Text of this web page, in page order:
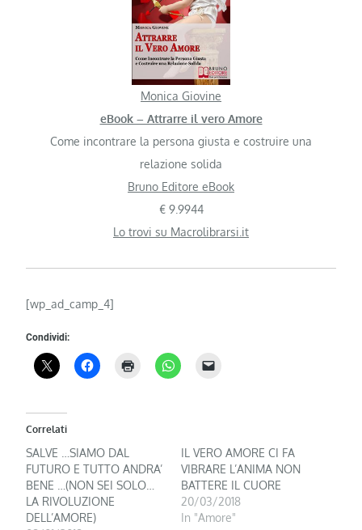
Monica Giovine
eBook – Attrarre il vero Amore
Come incontrare la persona giusta e costruire una
relazione solida
Bruno Editore eBook
€ 9.9944
Lo trovi su Macrolibrarsi.it
[wp_ad_camp_4]
Condividi:
Correlati
SALVE …SIAMO DAL
FUTURO E TUTTO ANDRA’
BENE …(NON SEI SOLO…
LA RIVOLUZIONE
DELL’AMORE)
IL VERO AMORE CI FA
VIBRARE L’ANIMA NON
BATTERE IL CUORE
20/03/2018
In "Amore"